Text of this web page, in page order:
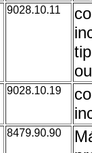
9028.10.11
9028.10.19
8479.90.90